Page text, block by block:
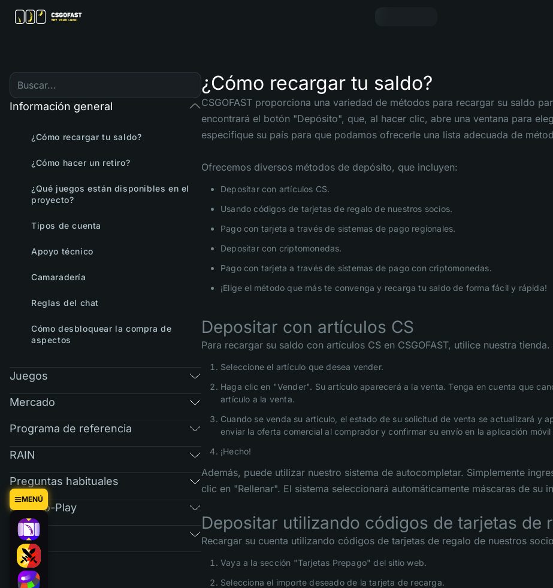
MENÚ
Información general
¿Cómo recargar tu saldo?
¿Cómo hacer un retiro?
¿Qué juegos están disponibles en el
proyecto?
Tipos de cuenta
Apoyo técnico
Camaradería
Reglas del chat
Cómo desbloquear la compra de
aspectos
Juegos
Mercado
Programa de referencia
RAIN
Preguntas habituales
Free-To-Play
Tickets
¿Cómo recargar tu saldo?
CSGOFAST proporciona una variedad de métodos para recargar su saldo
encontrará el botón "Depósito", que, al hacer clic, abre una ventana para
especifique su país para que podamos ofrecerle una lista adecuada de
Ofrecemos diversos métodos de depósito, que incluyen:
Depositar con artículos CS.
Usando códigos de tarjetas de regalo de nuestros socios.
Pago con tarjeta a través de sistemas de pago regionales.
Depositar con criptomonedas.
Pago con tarjeta a través de sistemas de pago con criptomonedas.
¡Elige el método que más te convenga y recarga tu saldo de forma fácil y rápida!
Depositar con artículos CS
Para recargar su saldo con artículos CS en CSGOFAST, utilice nuestra
Seleccione el artículo que desea vender.
Haga clic en "Vender". Su artículo aparecerá a la venta. Tenga en cuenta que
artículo a la venta.
Cuando se venda su artículo, el estado de su solicitud de venta se actualizará y
enviar la oferta comercial al comprador y confirmar su envío en la aplicación móvil
¡Hecho!
Además, puede utilizar nuestro sistema de autocompletar. Simplemente
clic en "Rellenar". El sistema seleccionará automáticamente máscaras de su
Depositar utilizando códigos de tarjetas de
Recargar su cuenta utilizando códigos de tarjetas de regalo de nuestros
Vaya a la sección "Tarjetas Prepago" del sitio web.
Selecciona el importe deseado de la tarjeta de recarga.